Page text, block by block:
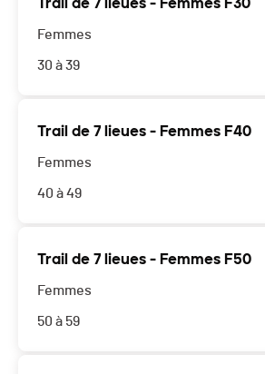
Femmes
30 à 39
Trail de 7 lieues - Femmes F40
Femmes
40 à 49
Trail de 7 lieues - Femmes F50
Femmes
50 à 59